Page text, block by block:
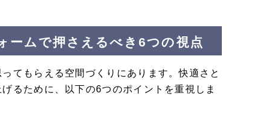
ームで押さえるべき6つの視点
てもらえる空間づくりにあります。快適さと
るために、以下の6つのポイントを重視しま